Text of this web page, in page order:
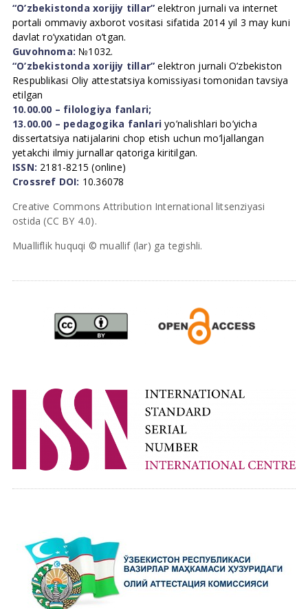
“O’zbekistonda xorijiy tillar” elektron jurnali va internet
portali ommaviy axborot vositasi sifatida 2014 yil 3 may kuni
davlat ro’yxatidan o’tgan.
Guvohnoma: №1032.
“O’zbekistonda xorijiy tillar” elektron jurnali O’zbekiston
Respublikasi Oliy attestatsiya komissiyasi tomonidan tavsiya
etilgan
10.00.00 – filologiya fanlari;
13.00.00 – pedagogika fanlari yo’nalishlari bo’yicha
dissertatsiya natijalarini chop etish uchun mo’ljallangan
yetakchi ilmiy jurnallar qatoriga kiritilgan.
ISSN: 2181-8215 (online)
Crossref DOI: 10.36078
Creative Commons Attribution International litsenziyasi
ostida (CC BY 4.0).
Mualliflik huquqi © muallif (lar) ga tegishli.